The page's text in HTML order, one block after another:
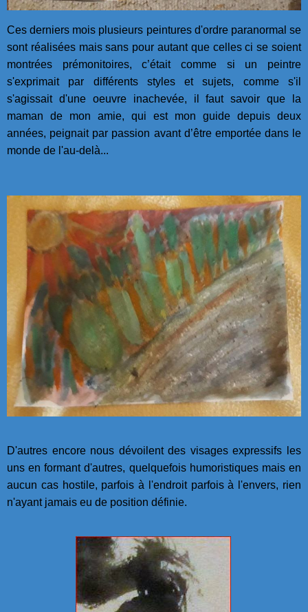
Ces derniers mois plusieurs peintures d'ordre paranormal se
sont réalisées mais sans pour autant que celles ci se soient
montrées prémonitoires, c’était comme si un peintre
s'exprimait par différents styles et sujets, comme s'il
s'agissait d'une oeuvre inachevée, il faut savoir que la
maman de mon amie, qui est mon guide depuis deux
années, peignait par passion avant d’être emportée dans le
monde de l'au-delà...
D'autres encore nous dévoilent des visages expressifs les
uns en formant d'autres, quelquefois humoristiques mais en
aucun cas hostile, parfois à l'endroit parfois à l'envers, rien
n'ayant jamais eu de position définie.